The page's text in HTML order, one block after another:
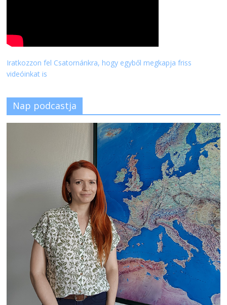
Iratkozzon fel Csatornánkra, hogy egyből megkapja friss
videóinkat is
Nap podcastja